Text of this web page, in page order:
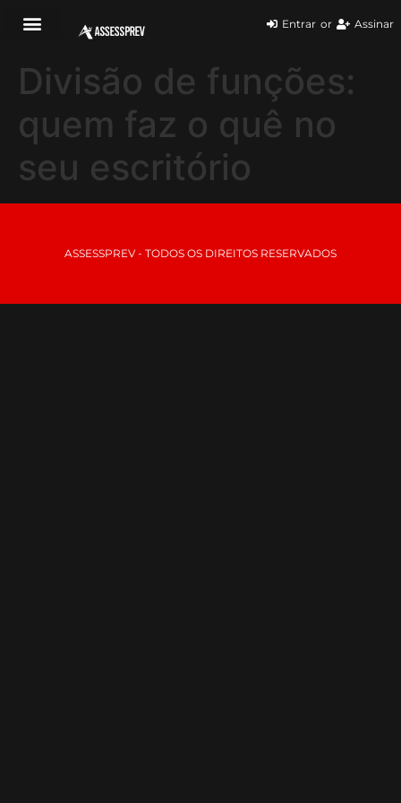
Entrar or Assinar
Divisão de funções:
quem faz o quê no
seu escritório
ASSESSPREV - TODOS OS DIREITOS RESERVADOS